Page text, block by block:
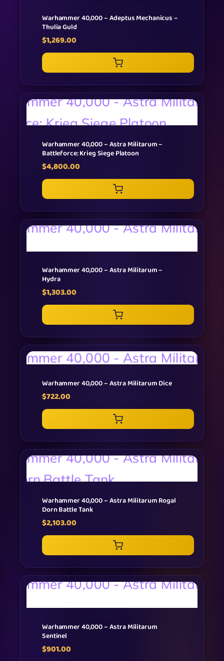
Warhammer 40,000 – Adeptus Mechanicus –
Thulia Guld
$1,269.00
Warhammer 40,000 – Astra Militarum –
Battleforce: Krieg Siege Platoon
$4,800.00
Warhammer 40,000 – Astra Militarum –
Hydra
$1,303.00
Warhammer 40,000 – Astra Militarum Dice
$722.00
Warhammer 40,000 – Astra Militarum Rogal
Dorn Battle Tank
$2,103.00
Warhammer 40,000 – Astra Militarum
Sentinel
$901.00